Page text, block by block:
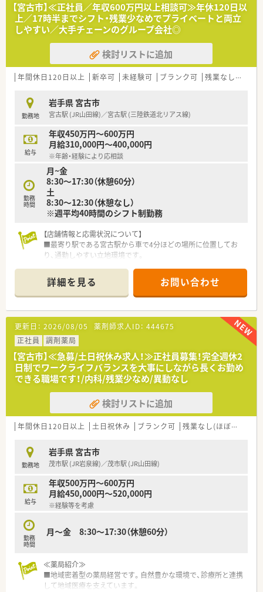
【宮古市】≪正社員／年収600万円以上相談可≫年休120日以
上／17時半までシフト・残業少なめでプライベートと両立
しやすい／大手チェーンのグループ会社◎
検討リストに追加
年間休日120日以上 新卒可 未経験可 ブランク可 残業なし(ほぼなし含む)
勤務地
岩手県 宮古市
宮古駅 (JR山田線)／宮古駅 (三陸鉄道北リアス線)
給与
年収450万円～600万円
月給310,000円～400,000円
※年齢・経験により応相談
勤務
時間
月~金
8:30～17:30（休憩60分）
土
8:30～12:30（休憩なし）
※週平均40時間のシフト制勤務
【店舗情報と応需状況について】
■最寄り駅である宮古駅から車で4分ほどの場所に位置してお
り、通勤しやすい立地環境です。
6割、内科が4割です。
■薬剤師は常勤2名、事務員2名体制で、処方箋枚数は1日10枚程
度と落ち着いています。
【法人特徴について】
■全国に400店舗以上を展開し、東北地方だけでも40店舗以上を
運営する大手法人のグループ会社の薬局です。
■東証プライム上場企業である東邦ホールディングスのグルー
プ会社であり、安定した経営基盤を誇ります。
■専門・認定薬剤師の資格取得を支援する手当が充実しており、
専門性を高めたい方が活躍中です。
【こんな方にオススメ】
■年間休日120日以上、残業も非常に少ないため、ワークライフ
バランスを重視する方におすすめです。
盤のもとで長く働きたい方に最適です。
■転居を伴う異動がないため、地域に根ざしてじっくりと患者様
と向き合いたい方におすすめです。
詳細を見る お問い合わせ
更新日： 2026/08/05 薬剤師求人ID： 444675
正社員
調剤薬局
【宮古市】≪急募/土日祝休み求人！≫正社員募集！完全週休2
日制でワークライフバランスを大事にしながら長くお勤め
できる職場です！/内科/残業少なめ/異動なし
検討リストに追加
年間休日120日以上 土日祝休み ブランク可 残業なし(ほぼなし含む)
勤務地
岩手県 宮古市
茂市駅 (JR岩泉線)／茂市駅 (JR山田線)
給与
年収500万円～600万円
月給450,000円～520,000円
※経験等を考慮
勤務
時間
月～金 8:30～17:30（休憩60分）
≪薬局紹介≫
■地域密着型の薬局経営です。自然豊かな環境で、診療所と連携
して地域医療を支えています。